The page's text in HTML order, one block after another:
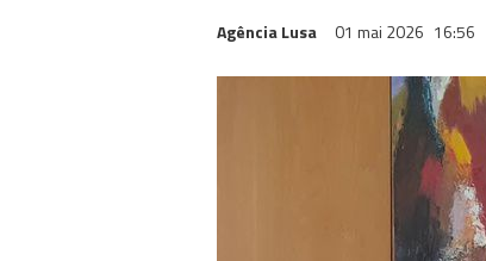
Agência Lusa 01 mai 2026 16:56